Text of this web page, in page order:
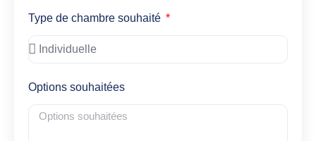
Type de chambre souhaité
Options souhaitées